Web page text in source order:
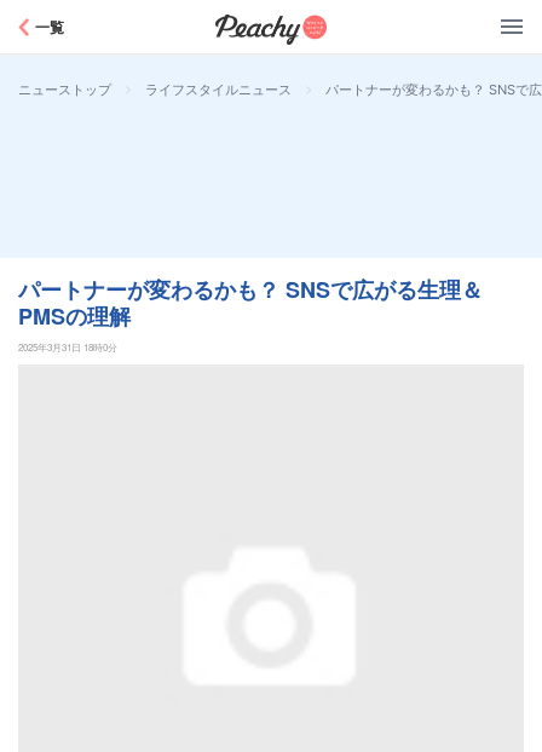
一覧
ニューストップ > ライフスタイルニュース > パートナーが変わるかも？ SNSで
パートナーが変わるかも？ SNSで広がる生理＆
PMSの理解
2025年3月31日 18時0分